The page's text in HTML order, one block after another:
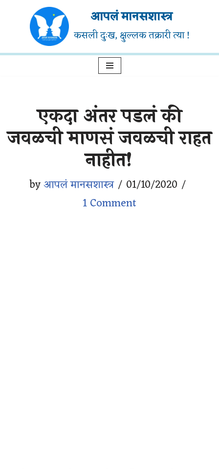
to
आपलं मानसशास्त्र
कसली दुःख, क्षुल्लक तक्रारी त्या !
एकदा अंतर पडलं की
जवळची माणसं जवळची राहत
नाहीत!
byआपलं मानसशास्त्र
01/10/2020
1 Comment